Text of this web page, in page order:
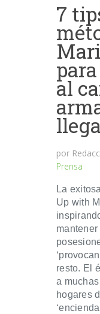
7
al
por
Prensa
La
Up with
resto. El
a
hogares